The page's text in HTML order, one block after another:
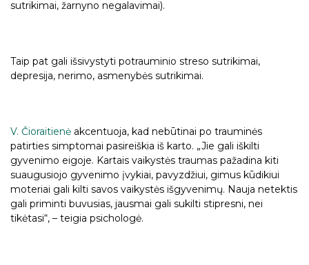
sutrikimai, žarnyno negalavimai).
Taip pat gali išsivystyti potrauminio streso sutrikimai,
depresija, nerimo, asmenybės sutrikimai.
V. Čioraitienė akcentuoja, kad nebūtinai po trauminės
patirties simptomai pasireiškia iš karto. „Jie gali iškilti
gyvenimo eigoje. Kartais vaikystės traumas pažadina kiti
suaugusiojo gyvenimo įvykiai, pavyzdžiui, gimus kūdikiui
moteriai gali kilti savos vaikystės išgyvenimų. Nauja netektis
gali priminti buvusias, jausmai gali sukilti stipresni, nei
tikėtasi“, – teigia psichologė.